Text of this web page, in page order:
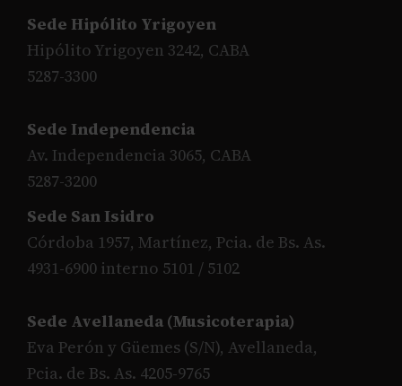
Sede Hipólito Yrigoyen
Hipólito Yrigoyen 3242, CABA
5287-3300
Sede Independencia
Av. Independencia 3065, CABA
5287-3200
Sede San Isidro
Córdoba 1957, Martínez, Pcia. de Bs. As.
4931-6900 interno 5101 / 5102
Sede Avellaneda (Musicoterapia)
Eva Perón y Güemes (S/N), Avellaneda,
Pcia. de Bs. As. 4205-9765